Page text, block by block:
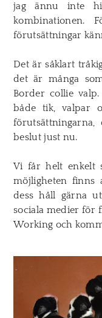
jag ännu inte
förutsättningar
Det är såklart
det är många
Border collie
både tik, valpar
beslut just nu.
Vi får helt enkelt
möjligheten finns
dess håll gärna
sociala medier för
Working och